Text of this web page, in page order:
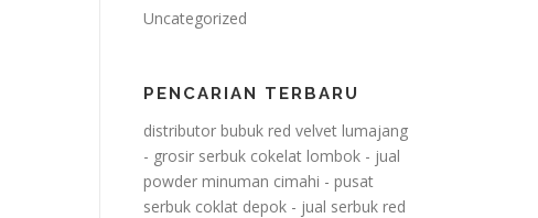
Uncategorized
PENCARIAN TERBARU
distributor bubuk red velvet lumajang
- grosir serbuk cokelat lombok - jual
powder minuman cimahi - pusat
serbuk coklat depok - jual serbuk red